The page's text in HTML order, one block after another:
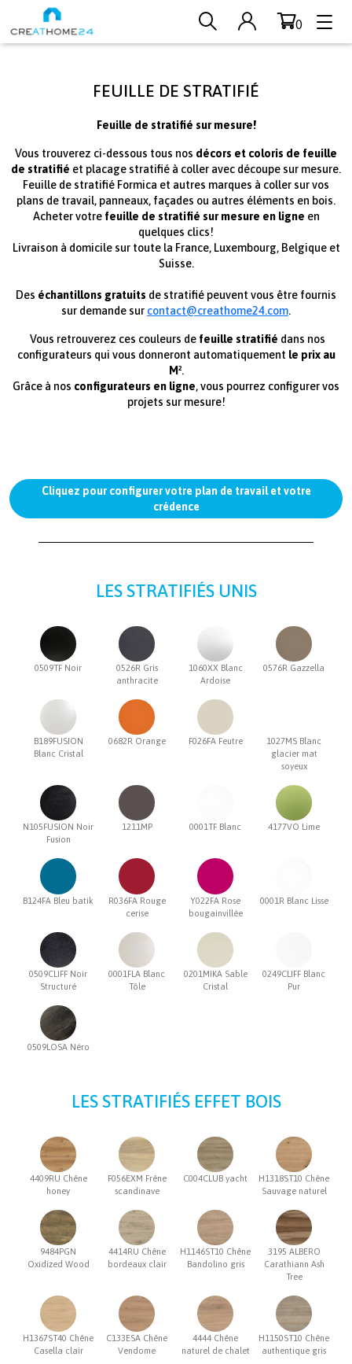
0
FEUILLE DE STRATIFIÉ
Feuille de stratifié sur mesure!
Vous trouverez ci-dessous tous nos décors et coloris de feuille
de stratifié et placage stratifié à coller avec découpe sur mesure.
Feuille de stratifié Formica et autres marques à coller sur vos
plans de travail, panneaux, façades ou autres éléments en bois.
Acheter votre feuille de stratifié sur mesure en ligne en
quelques clics!
Livraison à domicile sur toute la France, Luxembourg, Belgique et
Suisse.
Des échantillons gratuits de stratifié peuvent vous être fournis
sur demande sur contact@creathome24.com.
Vous retrouverez ces couleurs de feuille stratifié dans nos
configurateurs qui vous donneront automatiquement le prix au
M².
Grâce à nos configurateurs en ligne, vous pourrez configurer vos
projets sur mesure!
Cliquez pour configurer votre plan de travail et votre
crédence
LES STRATIFIÉS UNIS
0509TF Noir
0526R Gris
anthracite
1060XX Blanc
Ardoise
0576R Gazzella
B189FUSION
Blanc Cristal
0682R Orange F026FA Feutre
1027MS Blanc
glacier mat
soyeux
N105FUSION Noir
Fusion
1211MP 0001TF Blanc 4177VO Lime
B124FA Bleu batik
R036FA Rouge
cerise
Y022FA Rose
bougainvillée
0001R Blanc Lisse
0509CLIFF Noir
Structuré
0001FLA Blanc
Tôle
0201MIKA Sable
Cristal
0249CLIFF Blanc
Pur
0509LOSA Néro
LES STRATIFIÉS EFFET BOIS
4409RU Chêne
honey
F056EXM Frêne
scandinave
C004CLUB yacht
H1318ST10 Chêne
Sauvage naturel
9484PGN
Oxidized Wood
4414RU Chêne
bordeaux clair
H1146ST10 Chêne
Bandolino gris
3195 ALBERO
Carathiann Ash
Tree
H1367ST40 Chêne
Casella clair
C133ESA Chêne
Vendome
4444 Chêne
naturel de chalet
H1150ST10 Chêne
authentique gris